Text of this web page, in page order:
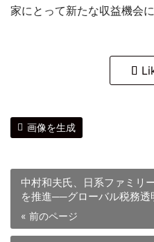
家にとって新たな収益機会
画像を生成
中村和夫氏、日系ファミリ
を推進──グローバル税務透
« 前のページ